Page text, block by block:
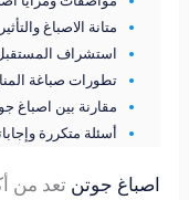
متانة الاصباغ
استشراف
تطورات صباغة
مقارنة بين اصباغ
أسئلة متكررة
اصباغ جوتن تعد من